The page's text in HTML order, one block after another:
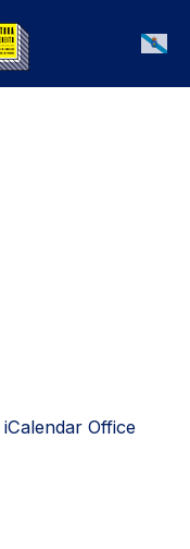
Galician
iCalendar Office